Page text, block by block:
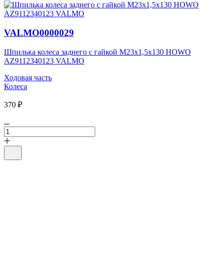
VALMO0000029
Шпилька колеса заднего с гайкой M23х1,5х130 HOWO
AZ9112340123 VALMO
Ходовая часть
Колеса
370 ₽